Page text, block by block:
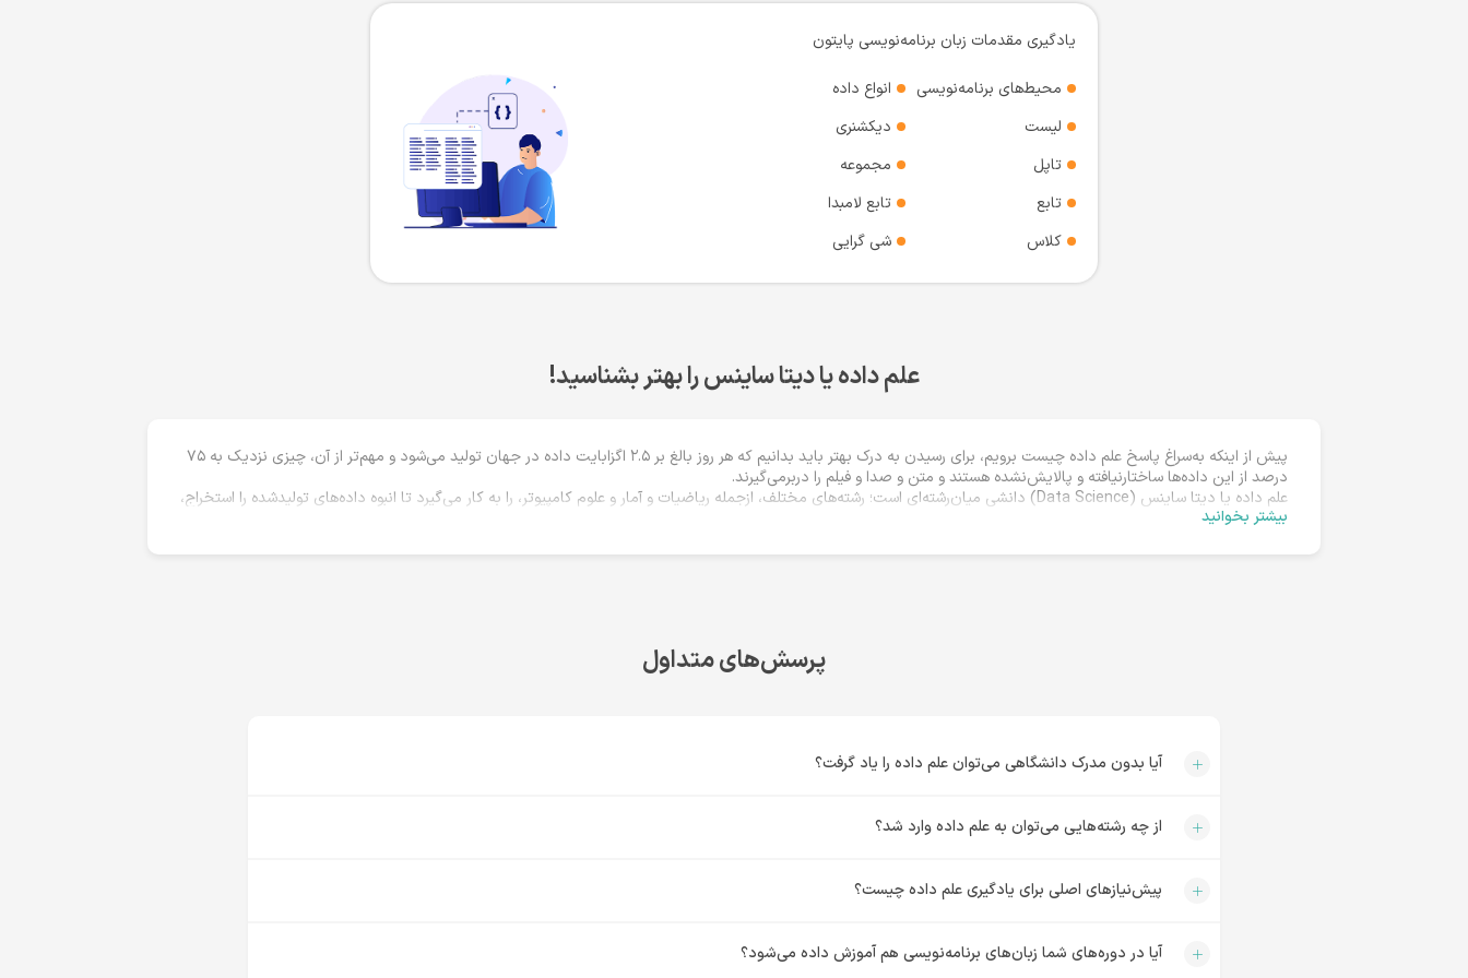
یادگیری مقدمات زبان‌ برنامه‌نویسی پایتون
محیط‌های برنامه‌نویسی
انواع داده
لیست
دیکشنری
تاپل
مجموعه
تابع
تابع لامبدا
کلاس
شی گرایی
علم داده یا دیتا ساینس را بهتر بشناسید!
پیش از اینکه به‌سراغ پاسخ علم داده چیست برویم، برای رسیدن به درک بهتر باید بدانیم که هر روز بالغ بر ۲.۵ اگزابایت داده در جهان تولید می‌شود و مهم‌تر از آن، چیزی نزدیک به ۷۵
درصد از این داده‌ها ساختارنیافته و پالایش‌نشده هستند و متن و صدا و فیلم را دربرمی‌گیرند.
علم داده یا دیتا ساینس (Data Science) دانشی میان‌رشته‌ای است؛ رشته‌های مختلف، ازجمله ریاضیات و آمار و علوم کامپیوتر، را به کار می‌گیرد تا انبوه داده‌های تولیدشده را استخراج،
آماده‌سازی، دسته‌بندی، پالایش، نگهداری، بصری‌سازی مدیریت و تحلیل کند. از همین نظر علم داده را با زبان استعاری «مهندسی عمران داده» هم دانسته‌اند.
جذابی هم پیدا کرده و لقب جذاب‌ترین شغل قرن بیست‌ویکم را از آن خود کرده است.
علم داده یا دیتا ساینس (Data Science) ترکیبی از سه رشته‌ی آمار، ریاضیات و علوم کامپیوتر است، بنابراین افرادی که در این رشته‌ها تحصیل کرده باشند مطمئناً مسیر راحت‌تری را
برای یادگیری علم داده در پیش خواهند داشت؛ اما این موضوع اصلاً به‌این معنا نیست که اگر رشته‌ی تحصیلی شما یکی از این سه یا مرتبط با این رشته‌ها نیست، نمی‌توانید آموزش
در نظر بگیرید که علم داده در تمام حوزه‌ها می‌تواند کاربرد داشته باشد و شما به‌راحتی می‌توانید با داشتن مهارت علم داده در حوزه تخصصی خودتان حرفی برای گفتن داشته باشید!
برای دریافت پاسخ این سؤال لازم است بدانید که در دنیای امروزی حرف اصلی را داده‌ می‌زند! روزانه حجم عظیمی از داده‌ در حال تولید است و نیاز به تحلیل داده‌ برای استخراج بینش
افرادی که مهارت کار با داده و تحلیل آن‌ را داشته باشند به‌شدت در حال رشد است و این روند با توجه به آمارها و تحقیقات مختلف انجام‌شده همچنان ادامه دارد؛ به‌همین دلیل است
موقعیت‌های شغلی علم داده
بیشتر بخوانید
پرسش‌های متداول
آیا بدون مدرک دانشگاهی می‌توان علم داده را یاد گرفت؟
از چه رشته‌هایی می‌توان به علم داده وارد شد؟
پیش‌نیازهای اصلی برای یادگیری علم داده چیست؟
آیا در دوره‌های شما زبان‌های برنامه‌نویسی هم آموزش داده می‌شود؟